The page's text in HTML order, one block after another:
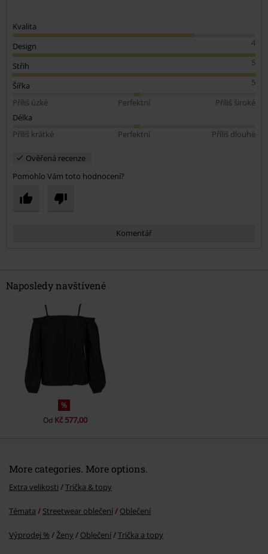
Kvalita
4
Design
5
Střih
5
Šířka
Příliš úzké
Perfektní
Příliš široké
Délka
Příliš krátké
Perfektní Příliš dlouhé
Ověřená recenze
Pomohlo Vám toto hodnocení?
Komentář
Odeslat komentář
Naposledy navštívené
%
Od Kč 577,00
More categories. More options.
Extra velikosti Trička & topy
Témata Streetwear oblečení Oblečení
Výprodej % Ženy Oblečení Trička a topy